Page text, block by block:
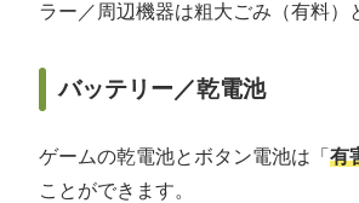
ラー／周辺機器は粗大ごみ（有料）
バッテリー／乾電池
ゲームの乾電池とボタン電池は「 有
ことができます。